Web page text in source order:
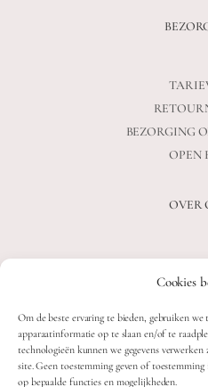
Cookies
Om de beste ervaring te bieden, gebruiken
apparaatinformatie op te slaan en/of te
technologieën kunnen we gegevens
site. Geen toestemming geven of
op bepaalde functies en mogelijkheden.
BEZORGING
OPEN
OVER
OVER